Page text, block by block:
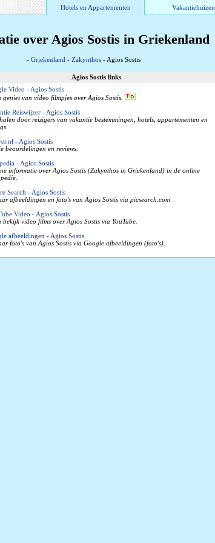
Hotels en Appartementen Vakantiehuizen
over Agios Sostis in Griekenland
- Griekenland - Zakynthos - Agios Sostis
Agios Sostis links
Video - Agios Sostis
geniet van video filmpjes over Agios Sostis.
Reiswijzer - Agios Sostis
door reizigers van vakantie bestemmingen, hotels, appartementen en
- Agios Sostis
beoordelingen en reviews.
- Agios Sostis
informatie over Agios Sostis (Zakynthos in Griekenland) in de online
Search - Agios Sostis
afbeeldingen en foto's van Agios Sostis via picsearch.com
Video - Agios Sostis
bekijk video films over Agios Sostis via YouTube.
afbeeldingen - Agios Sostis
foto's van Agios Sostis via Google afbeeldingen (foto's).